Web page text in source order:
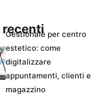
Gestionale per centro
estetico: come
digitalizzare
appuntamenti, clienti e
magazzino